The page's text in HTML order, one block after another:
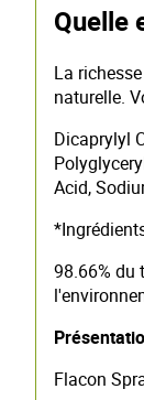
Quelle
La
naturelle.
Dicaprylyl
Acid,
98.66% du
Flacon